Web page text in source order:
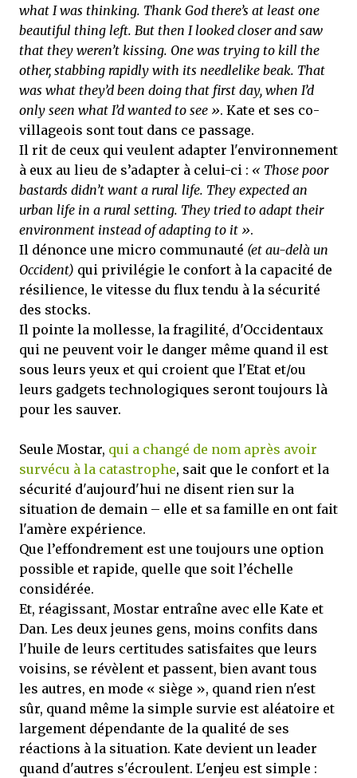
what I was thinking. Thank God there’s at least one
beautiful thing left. But then I looked closer and saw
that they weren’t kissing. One was trying to kill the
other, stabbing rapidly with its needlelike beak. That
was what they’d been doing that first day, when I’d
only seen what I’d wanted to see ». Kate et ses co-
villageois sont tout dans ce passage.
Il rit de ceux qui veulent adapter l'environnement
à eux au lieu de s’adapter à celui-ci : « Those poor
bastards didn’t want a rural life. They expected an
urban life in a rural setting. They tried to adapt their
environment instead of adapting to it ».
Il dénonce une micro communauté (et au-delà un
Occident) qui privilégie le confort à la capacité de
résilience, le vitesse du flux tendu à la sécurité
des stocks.
Il pointe la mollesse, la fragilité, d'Occidentaux
qui ne peuvent voir le danger même quand il est
sous leurs yeux et qui croient que l'Etat et/ou
leurs gadgets technologiques seront toujours là
pour les sauver.
Seule Mostar, qui a changé de nom après avoir
survécu à la catastrophe, sait que le confort et la
sécurité d'aujourd'hui ne disent rien sur la
situation de demain – elle et sa famille en ont fait
l'amère expérience.
Que l’effondrement est une toujours une option
possible et rapide, quelle que soit l’échelle
considérée.
Et, réagissant, Mostar entraîne avec elle Kate et
Dan. Les deux jeunes gens, moins confits dans
l'huile de leurs certitudes satisfaites que leurs
voisins, se révèlent et passent, bien avant tous
les autres, en mode « siège », quand rien n'est
sûr, quand même la simple survie est aléatoire et
largement dépendante de la qualité de ses
réactions à la situation. Kate devient un leader
quand d'autres s'écroulent. L'enjeu est simple :